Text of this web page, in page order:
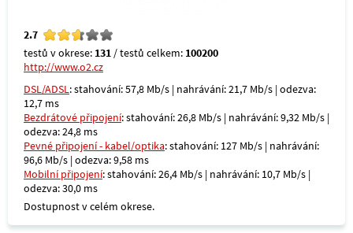
2.7
testů v okrese: 131 / testů celkem: 100200
http://www.o2.cz
DSL/ADSL: stahování: 57,8 Mb/s | nahrávání: 21,7 Mb/s | odezva:
12,7 ms
Bezdrátové připojení: stahování: 26,8 Mb/s | nahrávání: 9,32 Mb/s |
odezva: 24,8 ms
Pevné připojení - kabel/optika: stahování: 127 Mb/s | nahrávání:
96,6 Mb/s | odezva: 9,58 ms
Mobilní připojení: stahování: 26,4 Mb/s | nahrávání: 10,7 Mb/s |
odezva: 30,0 ms
Dostupnost v celém okrese.